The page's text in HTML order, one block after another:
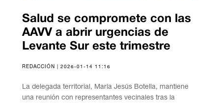
Salud se compromete con las
AAVV a abrir urgencias de
Levante Sur este trimestre
REDACCIÓN | 2026-01-14 11:16
La delegada territorial, María Jesús Botella, mantiene
una reunión con representantes vecinales tras la